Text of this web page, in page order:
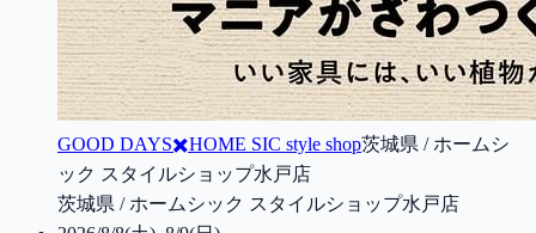
GOOD DAYS✖️HOME SIC style shop茨城県 / ホームシ
ック スタイルショップ水戸店
茨城県 / ホームシック スタイルショップ水戸店